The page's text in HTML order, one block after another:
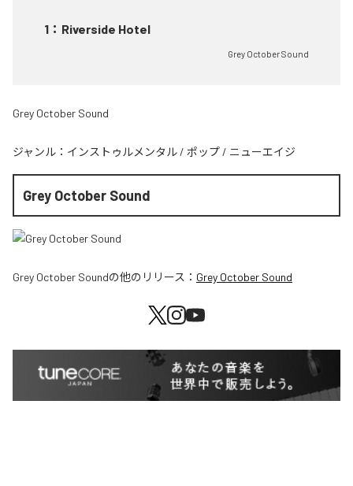
1 ： Riverside Hotel
Grey October Sound
Grey October Sound
ジャンル： インストゥルメンタル / ポップ / ニューエイジ
Grey October Sound
Grey October Soundの他のリリース： Grey October Sound